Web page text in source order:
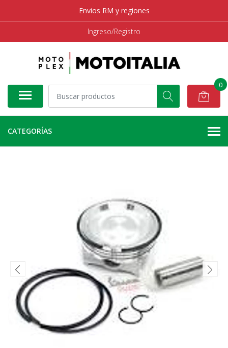
Envios RM y regiones
Ingreso/Registro
0
CATEGORÍAS